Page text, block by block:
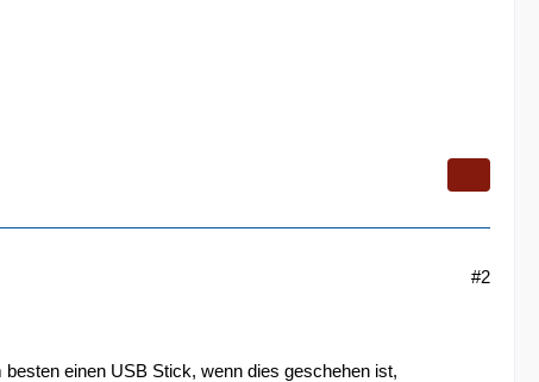
#2
einen USB Stick, wenn dies geschehen ist,